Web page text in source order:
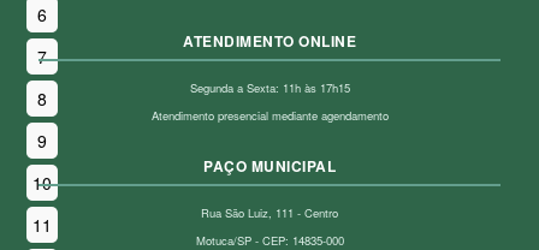
6
7
8
9
10
11
ATENDIMENTO ONLINE
Segunda a Sexta: 11h às 17h15
Atendimento presencial mediante agendamento
PAÇO MUNICIPAL
Rua São Luiz, 111 - Centro
Motuca/SP - CEP: 14835-000